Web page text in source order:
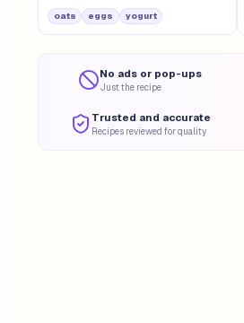
oats eggs yogurt
No ads or pop-ups
Just the recipe
Trusted and accurate
Recipes reviewed for quality